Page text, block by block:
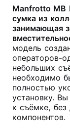
Manfrotto MB
сумка из
занимающая
модель
операторов-
небольших
необходимо
полностью
установку.
к съёмке, без
компонентов.